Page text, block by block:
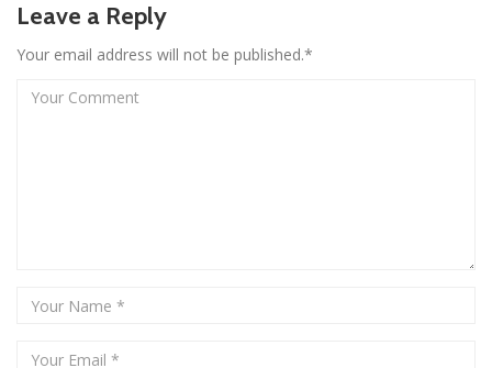
Leave a Reply
Your email address will not be published.*